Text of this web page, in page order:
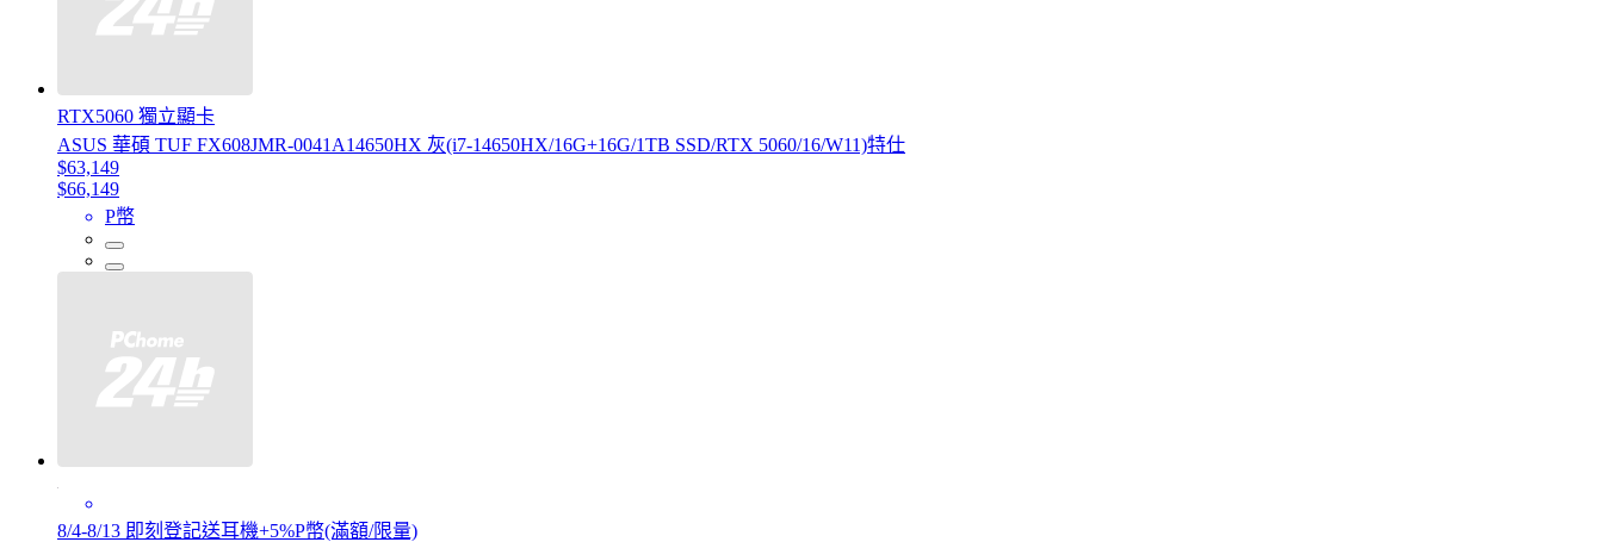
RTX5060 獨立顯卡
ASUS 華碩 TUF FX608JMR-0041A14650HX 灰(i7-14650HX/16G+16G/1TB SSD/RTX 5060/16/W11)特仕
$63,149
$66,149
P幣
8/4-8/13 即刻登記送耳機+5%P幣(滿額/限量)